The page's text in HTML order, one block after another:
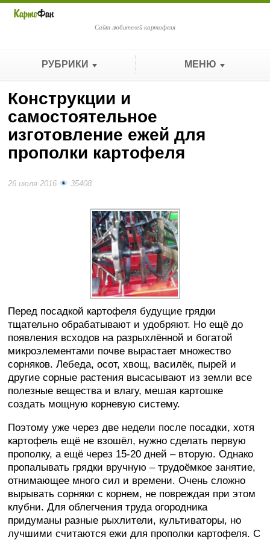
Сайт любителей картофеля
РУБРИКИ МЕНЮ
Конструкции и
самостоятельное
изготовление ежей для
прополки картофеля
26 июля 2016 35408
Перед посадкой картофеля будущие грядки
тщательно обрабатывают и удобряют. Но ещё до
появления всходов на разрыхлённой и богатой
микроэлементами почве вырастает множество
сорняков. Лебеда, осот, хвощ, василёк, пырей и
другие сорные растения высасывают из земли все
полезные вещества и влагу, мешая картошке
создать мощную корневую систему.
Поэтому уже через две недели после посадки, хотя
картофель ещё не взошёл, нужно сделать первую
прополку, а ещё через 15-20 дней – вторую. Однако
пропалывать грядки вручную – трудоёмкое занятие,
отнимающее много сил и времени. Очень сложно
вырывать сорняки с корнем, не повреждая при этом
клубни. Для облегчения труда огородника
придуманы разные рыхлители, культиваторы, но
лучшими считаются ежи для прополки картофеля. С